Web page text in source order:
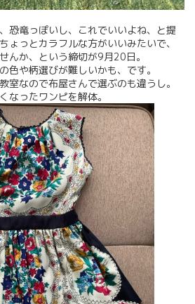
恐竜っぽいし、これでいいよね、と提
ょっとカラフルな方がいいみたいで、
んか、という締切が9月20日。
色や柄選びが難しいかも、です。
室なので布屋さんで選ぶのも違うし。
なったワンピを解体。